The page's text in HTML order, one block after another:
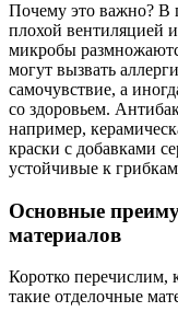
Почему это важно? В
плохой вентиляцией
микробы
могут вызвать
самочувствие, а
со здоровьем.
например,
краски с добавками
устойчивые к
Основные
материалов
Коротко перечислим,
такие отделочные